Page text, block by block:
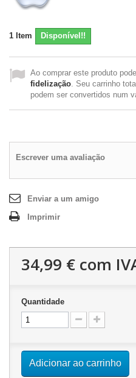
1 Item Disponível!!
Ao comprar este produto
fidelização. Seu carrinho
podem ser convertidos num
Escrever uma avaliação
Enviar a um amigo
Imprimir
34,99 € com
Quantidade
Adicionar ao carrinho